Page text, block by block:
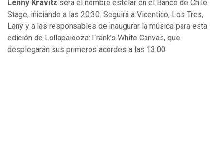
Lenny Kravitz será el nombre estelar en el Banco de Chile
Stage, iniciando a las 20:30. Seguirá a Vicentico, Los Tres,
Lany y a las responsables de inaugurar la música para esta
edición de Lollapalooza: Frank’s White Canvas, que
desplegarán sus primeros acordes a las 13:00.